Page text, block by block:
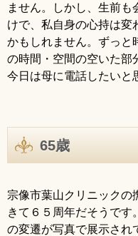
ません。しかし、生前
けで、私自身の心持は変
かもしれません。ずっと
の時間・空間の空いた部
今日は母に電話したいと
65歳
宗像市葉山クリニックの
きて６５周年だそうです
の変遷が写真で展示され